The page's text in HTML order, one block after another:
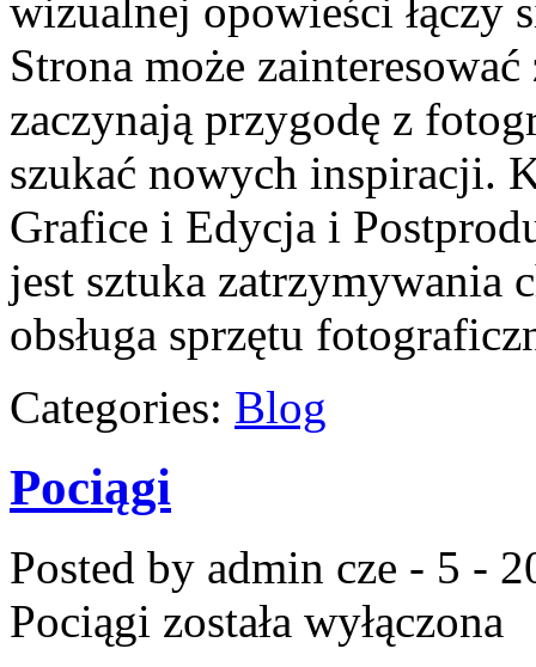
wizualnej opowieści łączy
Strona może
zaczynają przygodę z
szukać nowych inspiracji.
Grafice i Edycja i
jest sztuka
obsługa sprzętu
Categories: Blog
Pociągi
Posted by admin cze - 5 -
Pociągi została wyłączona